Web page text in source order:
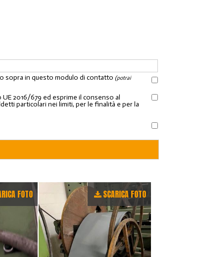
sopra in questo modulo di contatto (potrai
2016/679 ed esprime il consenso al
particolari nei limiti, per le finalità e per la
FOTO SCARICA FOTO